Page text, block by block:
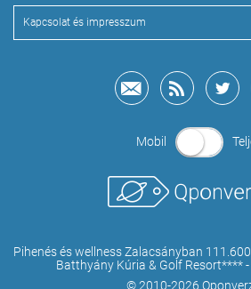
Kapcsolat és impresszum
Mobil
Pihenés és wellness Zalacsányban
Batthyány Kúria & Golf Resort****
© 2010-2026